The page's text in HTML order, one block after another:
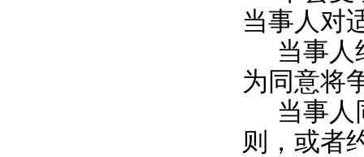
当事人对
当事人
为同意将
当事人
则，或者